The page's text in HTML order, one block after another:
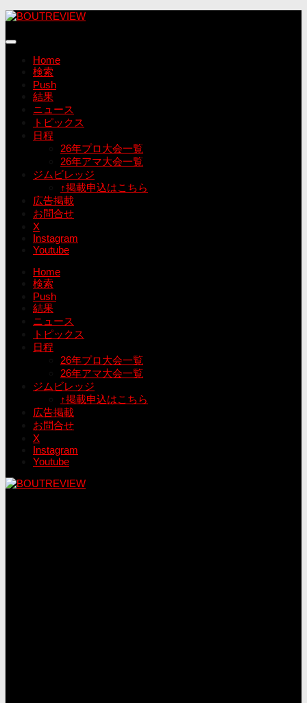
コ
テ
Home
検索
Push
結果
ニュース
トピックス
日程
26年プロ大会一覧
26年アマ大会一覧
ジムビレッジ
↑掲載申込はこちら
広告掲載
お問合せ
X
Instagram
Youtube
Home
検索
Push
結果
ニュース
トピックス
日程
26年プロ大会一覧
26年アマ大会一覧
ジムビレッジ
↑掲載申込はこちら
広告掲載
お問合せ
X
Instagram
Youtube